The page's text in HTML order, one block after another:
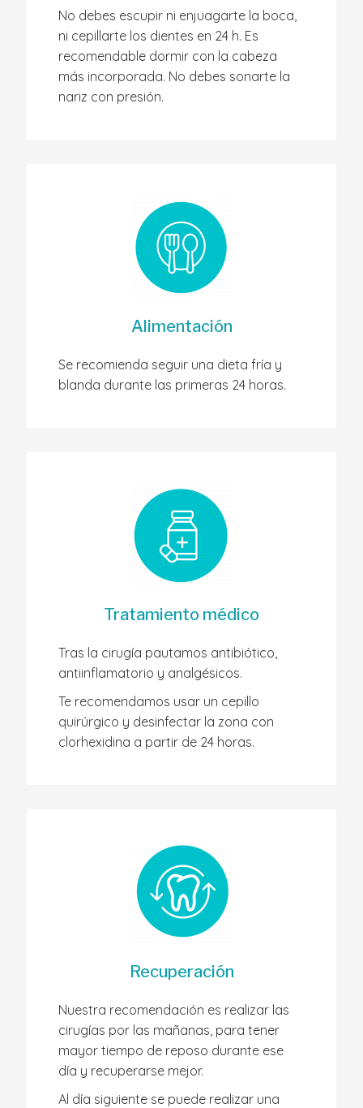
No debes escupir ni enjuagarte la boca,
ni cepillarte los dientes en 24 h. Es
recomendable dormir con la cabeza
más incorporada. No debes sonarte la
nariz con presión.
Alimentación
Se recomienda seguir una dieta fría y
blanda durante las primeras 24 horas.
Tratamiento médico
Tras la cirugía pautamos antibiótico,
antiinflamatorio y analgésicos.
Te recomendamos usar un cepillo
quirúrgico y desinfectar la zona con
clorhexidina a partir de 24 horas.
Recuperación
Nuestra recomendación es realizar las
cirugías por las mañanas, para tener
mayor tiempo de reposo durante ese
día y recuperarse mejor.
Al día siguiente se puede realizar una